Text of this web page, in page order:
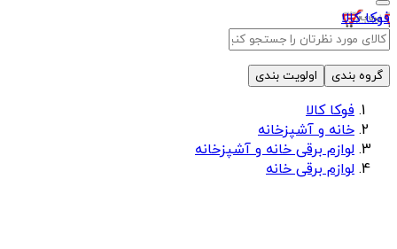
فوکا کالا
گروه بندی اولویت بندی
فوکا کالا
خانه و آشپزخانه
لوازم برقی خانه و آشپزخانه
لوازم برقی خانه